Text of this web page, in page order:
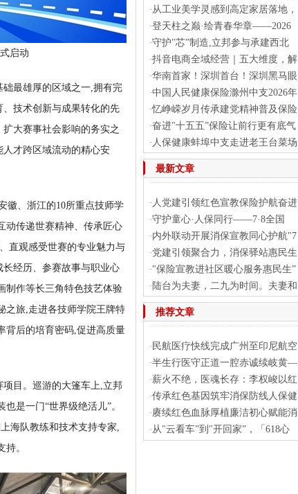
启动
最雄厚的区域之一,拥有完
技术创新与成果转化的先
大赛事社会影响的务实之
才跨区域流动的精心安
徽、浙江的10所重点技师学
动传递世赛精神、传承匠心
直观感受世赛的专业魅力与
经历、参赛故事与职业心
制作等长三角特色技艺体验
之旅,走进各技师学院王牌特
背后的培育密码,促进高质量
目。巡游的大篷车上,立邦
是一门“世界级绝活儿”。
海队教练和技术支持专家,
。
·从工业美学灵感到高定家居落地，
·登天柱之巅·绘青春华章——2026
·守护"芯”制造,立邦参与承建西北
·抖音电商全域经营｜五大维度，解
·华南首家！深圳首台！深圳黑马眼
·中国人民健康保险滁州中支2026年
·忆峥嵘岁月传承建党精神普及保险
·奋进"十五五”保险让前行更有底气
· 人保健康蚌埠中支走进老王台菜场
最新文章
· 人党建引领红色宣教保险护航奋进
·守护童心·人保同行——7·8全国
·内外联动开展消保宣教同心护航"7
·党建引领聚合力，消保驿站惠民生
·"保险宣教进社区暖心服务惠民生”
· 陆台为夫妻，二九为时间。夫妻和
推荐文章
· 民航医疗快线完成广州至印尼航空
·半生行医守正道一腔赤诚续岐黄—
·薪火不绝，医魂长存：李权峻以红
·传承红色基因筑牢消保防线人保健
·赓续红色血脉厚植廉洁初心赋能消
·从"云看车”到"开回家”，「618心